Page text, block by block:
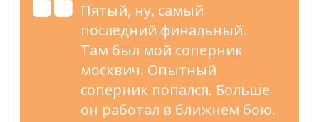
Пятый, ну, самый
последний финальный.
Там был мой соперник
москвич. Опытный
соперник попался. Больше
он работал в ближнем бою.